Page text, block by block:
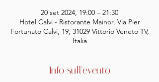
20 set 2024, 19:00 – 21:30
Hotel Calvi - Ristorante Mainor, Via Pier
Fortunato Calvi, 19, 31029 Vittorio Veneto TV,
Italia
Info sull'evento